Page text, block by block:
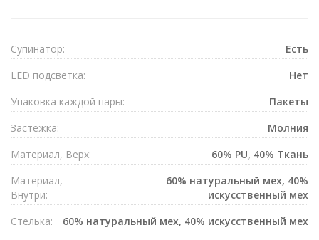
Супинатор:
Есть
LED подсветка:
Нет
Упаковка каждой пары:
Пакеты
Застёжка:
Mолния
Материал, Верх:
60% PU, 40% Ткань
Материал,
Внутри:
60% натуральный мех, 40%
искусственный мех
Стелька:
60% натуральный мех, 40% искусственный мех